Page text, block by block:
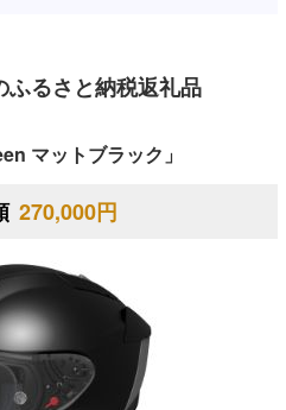
ふるさと納税返礼品
マットブラック」
270,000円